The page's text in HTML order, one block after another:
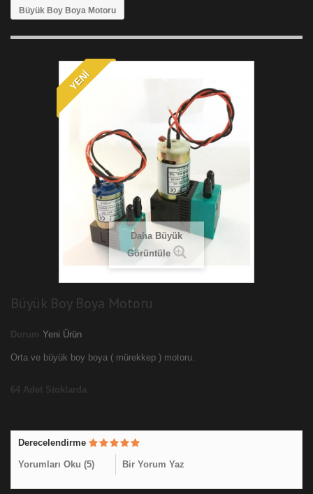
Büyük Boy Boya Motoru
YENI
Daha Büyük
Görüntüle
Büyük Boy Boya Motoru
Durum Yeni Ürün
Orta ve büyük boy boya ( mürekkep ) motoru.
64 Adet Stoklarda
Derecelendirme
Yorumları Oku (5) Bir Yorum Yaz